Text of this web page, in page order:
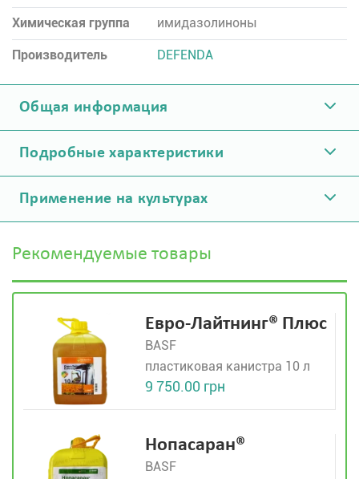
Химическая группа имидазолиноны
Производитель DEFENDA
Общая информация
Подробные характеристики
Применение на культурах
Рекомендуемые товары
Евро-Лайтнинг® Плюс
BASF
пластиковая канистра 10 л
9 750.00 грн
Нопасаран®
BASF